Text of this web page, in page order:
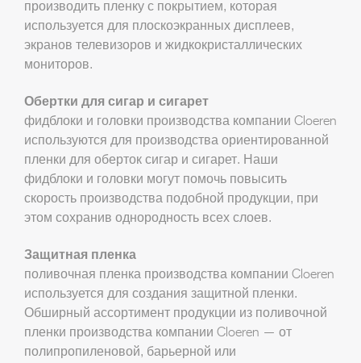
производить пленку с покрытием, которая
используется для плоскоэкранных дисплеев,
экранов телевизоров и жидкокристаллических
мониторов.
Обертки для сигар и сигарет
фидблоки и головки производства компании Cloeren
используются для производства ориентированной
пленки для оберток сигар и сигарет. Наши
фидблоки и головки могут помочь повысить
скорость производства подобной продукции, при
этом сохранив однородность всех слоев.
Защитная пленка
поливочная пленка производства компании Cloeren
используется для создания защитной пленки.
Обширный ассортимент продукции из поливочной
пленки производства компании Cloeren — от
полипропиленовой, барьерной или